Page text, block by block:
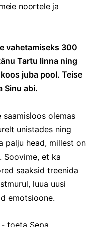
noortele ja
vahetamiseks 300
Tartu linna ning
juba pool. Teise
Sinu abi.
saamisloos olemas
unistades ning
palju head, millest on
Soovime, et ka
saaksid treenida
luua uusi
emotsioone.
toeta Sepa